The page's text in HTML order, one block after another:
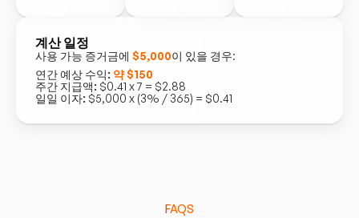
계산 일정
사용 가능 증거금에 $5,000이 있을 경우:
연간 예상 수익: 약 $150
주간 지급액: $0.41 x 7 = $2.88
일일 이자: $5,000 x (3% / 365) = $0.41
FAQS